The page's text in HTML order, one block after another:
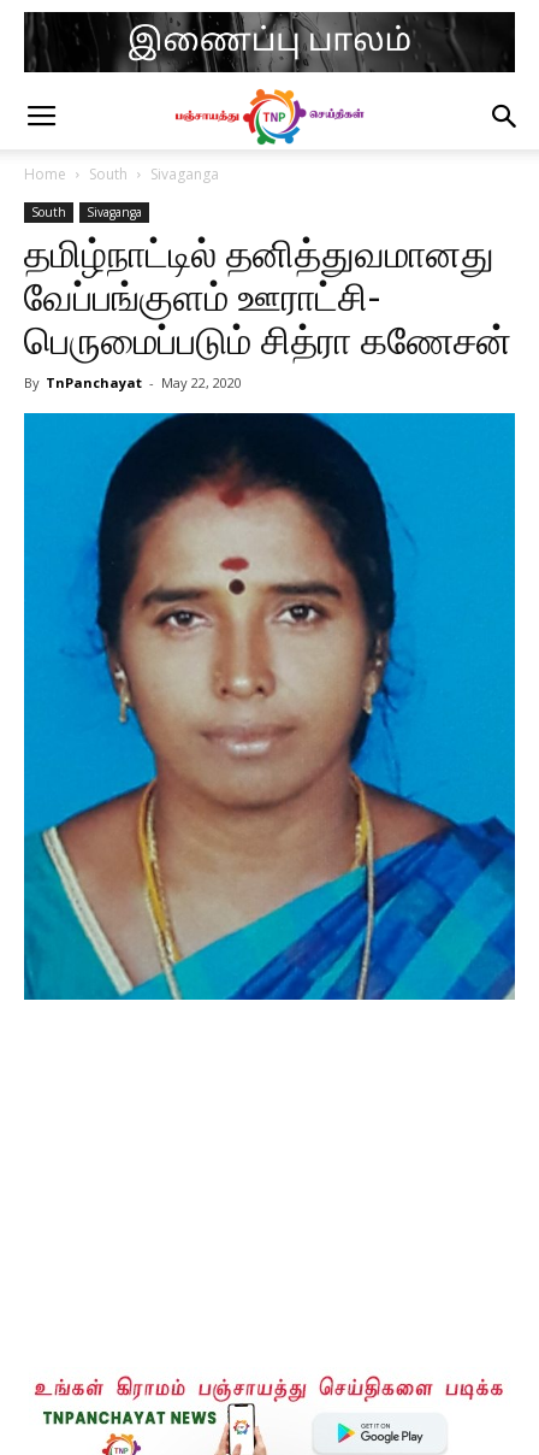
Home South Sivaganga
South Sivaganga
தமிழ்நாட்டில் தனித்துவமானது
வேப்பங்குளம் ஊராட்சி-
பெருமைப்படும் சித்ரா கணேசன்
By TnPanchayat - May 22, 2020